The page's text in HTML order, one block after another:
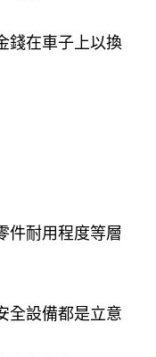
錢在車子上以換
件耐用程度等層
全設備都是立意